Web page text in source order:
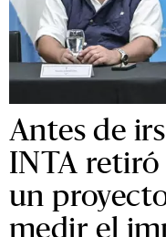
Antes de
INTA retiró
un
medir el